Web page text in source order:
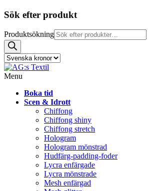
Sök efter produkt
Produktsökning
Menu
Boka tid
Scen & Idrott
Chiffong
Chiffong shiny
Chiffong stretch
Hologram
Hologram mönstrad
Hudfärg-padding-foder
Lycra enfärgade
Lycra mönstrade
Mesh enfärgad